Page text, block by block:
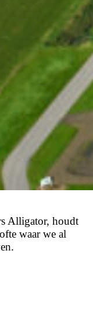
Alligator, houdt
waar we al